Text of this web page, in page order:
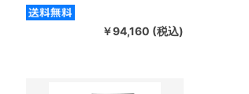
￥94,160 (税込)